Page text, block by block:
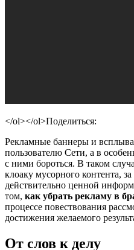
</ol></ol>Поделиться:
Рекламные баннеры и
пользователю Сети, а в
с ними бороться. В таком
клоаку мусорного контента,
действительно ценной
том, как убрать рекламу в
процессе повествования
достижения желаемого
От слов к делу